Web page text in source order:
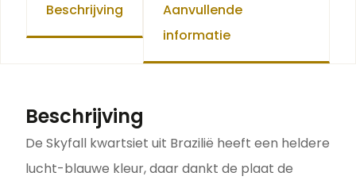
Beschrijving
Aanvullende
informatie
Beschrijving
De Skyfall kwartsiet uit Brazilië heeft een heldere
lucht-blauwe kleur, daar dankt de plaat de